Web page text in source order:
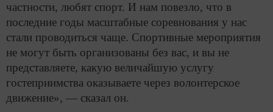
частности, любят спорт. И нам повезло, что в
последние годы масштабные соревнования у нас
стали проводиться чаще. Спортивные мероприятия
не могут быть организованы без вас, и вы не
представляете, какую величайшую услугу
гостеприимства оказываете через волонтерское
движение», — сказал он.